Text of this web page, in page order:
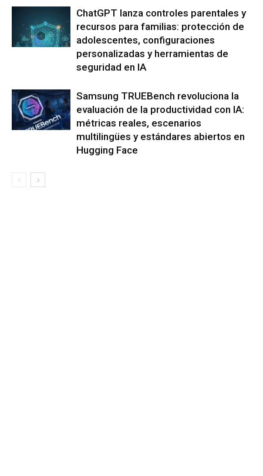
ChatGPT lanza controles parentales y
recursos para familias: protección de
adolescentes, configuraciones
personalizadas y herramientas de
seguridad en IA
Samsung TRUEBench revoluciona la
evaluación de la productividad con IA:
métricas reales, escenarios
multilingües y estándares abiertos en
Hugging Face